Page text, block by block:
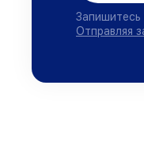
Запишитесь
Отправляя